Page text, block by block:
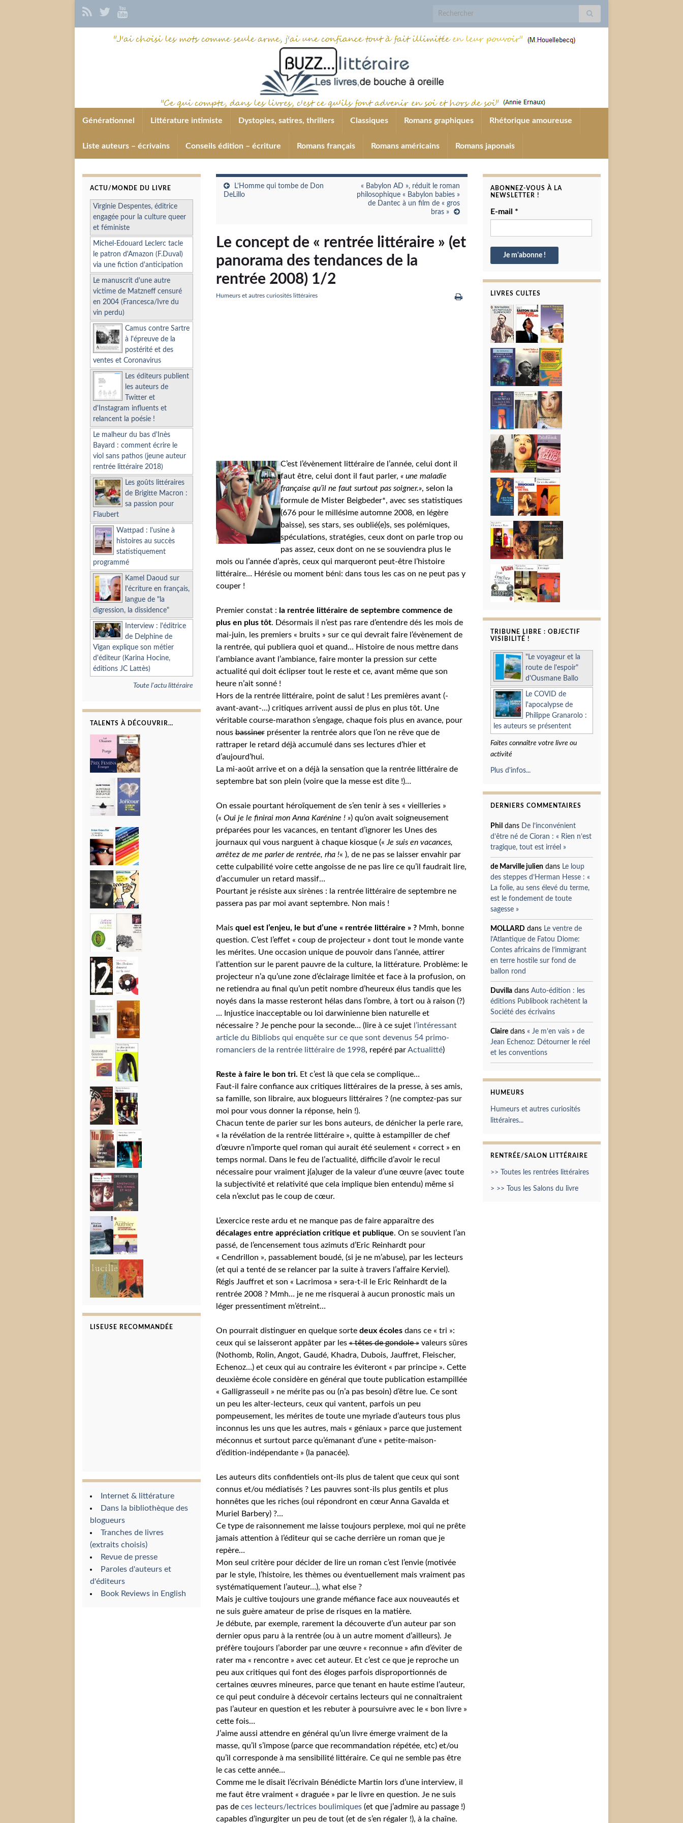
Search for:
Générationnel Littérature intimiste Dystopies, satires, thrillers Classiques Romans graphiques Rhétorique amoureuse
Liste auteurs – écrivains Conseils édition – écriture Romans français Romans américains Romans japonais
L’Homme qui tombe de Don
DeLillo
« Babylon AD », réduit le roman
philosophique « Babylon babies »
de Dantec à un film de « gros
bras »
Le concept de « rentrée littéraire » (et
panorama des tendances de la
rentrée 2008) 1/2
Humeurs et autres curiosités littéraires
C’est l’évènement littéraire de l’année, celui dont il
faut être, celui dont il faut parler, « une maladie
française qu’il ne faut surtout pas soigner.», selon la
formule de Mister Beigbeder*, avec ses statistiques
(676 pour le millésime automne 2008, en légère
baisse), ses stars, ses oublié(e)s, ses polémiques,
spéculations, stratégies, ceux dont on parle trop ou
pas assez, ceux dont on ne se souviendra plus le
mois ou l’année d’après, ceux qui marqueront peut-être l’histoire
littéraire… Hérésie ou moment béni: dans tous les cas on ne peut pas y
couper !
Premier constat : la rentrée littéraire de septembre commence de
plus en plus tôt. Désormais il n’est pas rare d’entendre dés les mois de
mai-juin, les premiers « bruits » sur ce qui devrait faire l’évènement de
la rentrée, qui publiera quoi et quand… Histoire de nous mettre dans
l’ambiance avant l’ambiance, faire monter la pression sur cette
actualité qui doit éclipser tout le reste et ce, avant même que son
heure n’ait sonné !
Hors de la rentrée littéraire, point de salut ! Les premières avant (-
avant-avant-…) critiques arrivent aussi de plus en plus tôt. Une
véritable course-marathon s’engage, chaque fois plus en avance, pour
nousbassinerprésenter la rentrée alors que l’on ne rêve que de
rattraper le retard déjà accumulé dans ses lectures d’hier et
d’aujourd’hui.
La mi-août arrive et on a déjà la sensation que la rentrée littéraire de
septembre bat son plein (voire que la messe est dite !)…
On essaie pourtant héroïquement de s’en tenir à ses « vieilleries »
(« Oui je le finirai mon Anna Karénine ! ») qu’on avait soigneusement
préparées pour les vacances, en tentant d’ignorer les Unes des
journaux qui vous narguent à chaque kiosque (« Je suis en vacances,
arrêtez de me parler de rentrée, rha !« ), de ne pas se laisser envahir par
cette culpabilité voire cette angoisse de ne pas lire ce qu’il faudrait lire,
d’accumuler un retard massif…
Pourtant je résiste aux sirènes : la rentrée littéraire de septembre ne
passera pas par moi avant septembre. Non mais !
Mais quel est l’enjeu, le but d’une « rentrée littéraire » ?Mmh, bonne
question. C’est l’effet « coup de projecteur » dont tout le monde vante
les mérites. Une occasion unique de pouvoir dans l’année, attirer
l’attention sur le parent pauvre de la culture, la littérature. Problème: le
projecteur n’a qu’une zone d’éclairage limitée et face à la profusion, on
ne retiendra au final qu’un petit nombre d’heureux élus tandis que les
noyés dans la masse resteront hélas dans l’ombre, à tort ou à raison (?)
… Injustice inacceptable ou loi darwinienne bien naturelle et
nécessaire ? Je penche pour la seconde… (lire à ce sujet l’intéressant
article du Bibliobs qui enquête sur ce que sont devenus 54 primo-
romanciers de la rentrée littéraire de 1998, repéré parActualitté)
Reste à faire le bon tri. Et c’est là que cela se complique…
Faut-il faire confiance aux critiques littéraires de la presse, à ses amis,
sa famille, son libraire, aux blogueurs littéraires ? (ne comptez-pas sur
moi pour vous donner la réponse, hein !).
Chacun tente de parier sur les bons auteurs, de dénicher la perle rare,
« la révélation de la rentrée littéraire », quitte à estampiller de chef
d’œuvre n’importe quel roman qui aurait été seulement « correct » en
temps normal. Dans le feu de l’actualité, difficile d’avoir le recul
nécessaire pour vraiment j(a)uger de la valeur d’une œuvre (avec toute
la subjectivité et relativité que cela implique bien entendu) même si
cela n’exclut pas le coup de cœur.
L’exercice reste ardu et ne manque pas de faire apparaître des
décalages entre appréciation critique et publique. On se souvient l’an
passé, de l’encensement tous azimuts d’Eric Reinhardt pour
« Cendrillon », passablement boudé, (si je ne m’abuse), par les lecteurs
(et qui a tenté de se relancer par la suite à travers l’affaire Kerviel).
Régis Jauffret et son « Lacrimosa » sera-t-il le Eric Reinhardt de la
rentrée 2008 ? Mmh… je ne me risquerai à aucun pronostic mais un
léger pressentiment m’étreint…
On pourrait distinguer en quelque sorte deux écolesdans ce « tri »:
ceux qui se laisseront appâter par les« têtes de gondole »valeurs sûres
(Nothomb, Rolin, Angot, Gaudé, Khadra, Dubois, Jauffret, Fleischer,
Echenoz…) et ceux qui au contraire les éviteront « par principe ». Cette
deuxième école considère en général que toute publication estampillée
« Galligrasseuil » ne mérite pas ou (n’a pas besoin) d’être lue. Ce sont
un peu les alter-lecteurs, ceux qui vantent, parfois un peu
pompeusement, les mérites de toute une myriade d’auteurs tous plus
inconnus les uns que les autres, mais « géniaux » parce que justement
méconnus et surtout parce qu’émanant d’une « petite-maison-
d’édition-indépendante » (la panacée).
Les auteurs dits confidentiels ont-ils plus de talent que ceux qui sont
connus et/ou médiatisés ? Les pauvres sont-ils plus gentils et plus
honnêtes que les riches (oui répondront en cœur Anna Gavalda et
Muriel Barbery) ?…
Ce type de raisonnement me laisse toujours perplexe, moi qui ne prête
jamais attention à l’éditeur qui se cache derrière un roman que je
repère…
Mon seul critère pour décider de lire un roman c’est l’envie (motivée
par le style, l’histoire, les thèmes ou éventuellement mais vraiment pas
systématiquement l’auteur…), what else ?
Mais je cultive toujours une grande méfiance face aux nouveautés et
ne suis guère amateur de prise de risques en la matière.
Je débute, par exemple, rarement la découverte d’un auteur par son
dernier opus paru à la rentrée (ou à un autre moment d’ailleurs). Je
préfère toujours l’aborder par une œuvre « reconnue » afin d’éviter de
rater ma « rencontre » avec cet auteur. Et c’est ce que je reproche un
peu aux critiques qui font des éloges parfois disproportionnés de
certaines œuvres mineures, parce que tenant en haute estime l’auteur,
ce qui peut conduire à décevoir certains lecteurs qui ne connaîtraient
pas l’auteur en question et les rebuter à poursuivre avec le « bon livre »
cette fois…
J’aime aussi attendre en général qu’un livre émerge vraiment de la
masse, qu’il s’impose (parce que recommandation répétée, etc) et/ou
qu’il corresponde à ma sensibilité littéraire. Ce qui ne semble pas être
le cas cette année…
Comme me le disait l’écrivain Bénédicte Martin lors d’une interview, il
me faut être vraiment « draguée » par le livre en question. Je ne suis
pas de ces lecteurs/lectrices boulimiques(et que j’admire au passage !)
capables d’ingurgiter un peu de tout (et de s’en régaler !), à la chaîne.
ACTU/MONDE DU LIVRE
Virginie Despentes, éditrice
engagée pour la culture queer
et féministe
Michel-Edouard Leclerc tacle
le patron d'Amazon (F.Duval)
via une fiction d'anticipation
Le manuscrit d'une autre
victime de Matzneff censuré
en 2004 (Francesca/Ivre du
vin perdu)
Camus contre Sartre
à l'épreuve de la
postérité et des
ventes et Coronavirus
Les éditeurs publient
les auteurs de
Twitter et
d'Instagram influents et
relancent la poésie !
Le malheur du bas d'Inès
Bayard : comment écrire le
viol sans pathos (jeune auteur
rentrée littéraire 2018)
Les goûts littéraires
de Brigitte Macron :
sa passion pour
Flaubert
Wattpad : l'usine à
histoires au succès
statistiquement
programmé
Kamel Daoud sur
l'écriture en français,
langue de "la
digression, la dissidence"
Interview : l'éditrice
de Delphine de
Vigan explique son métier
d'éditeur (Karina Hocine,
éditions JC Lattès)
Toute l'actu littéraire
TALENTS À DÉCOUVRIR…
LISEUSE RECOMMANDÉE
Internet & littérature
Dans la bibliothèque des
blogueurs
Tranches de livres
(extraits choisis)
Revue de presse
Paroles d'auteurs et
d'éditeurs
Book Reviews in English
ABONNEZ-VOUS À LA
NEWSLETTER !
E-mail *
LIVRES CULTES
TRIBUNE LIBRE : OBJECTIF
VISIBILITÉ !
"Le voyageur et la
route de l'espoir"
d'Ousmane Ballo
Le COVID de
l'apocalypse de
Philippe Granarolo :
les auteurs se présentent
Faites connaître votre livre ou
activité
Plus d'infos...
DERNIERS COMMENTAIRES
Phil dans De l’inconvénient
d’être né de Cioran : « Rien n’est
tragique, tout est irréel »
de Marville juliendans Le loup
des steppes d’Herman Hesse : «
La folie, au sens élevé du terme,
est le fondement de toute
sagesse »
MOLLARD dans Le ventre de
l’Atlantique de Fatou Diome:
Contes africains de l’immigrant
en terre hostile sur fond de
ballon rond
Duvilladans Auto-édition : les
éditions Publibook rachètent la
Société des écrivains
Clairedans « Je m’en vais » de
Jean Echenoz: Détourner le réel
et les conventions
HUMEURS
Humeurs et autres curiosités
littéraires...
RENTRÉE/SALON LITTÉRAIRE
>> Toutes les rentrées littéraires
> >> Tous les Salons du livre